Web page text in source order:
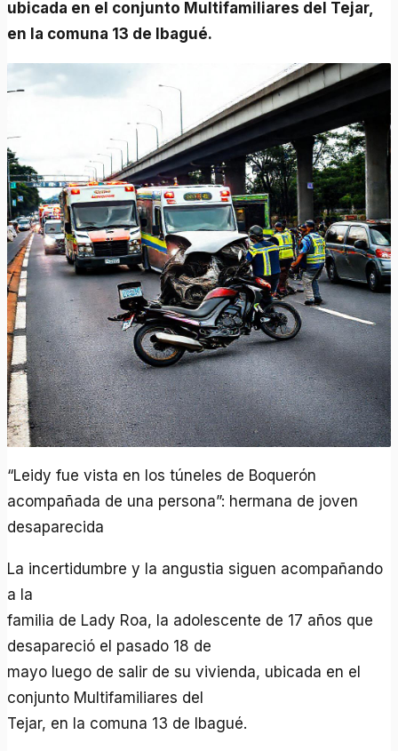
ubicada en el conjunto Multifamiliares del Tejar,
en la comuna 13 de Ibagué.
“Leidy fue vista en los túneles de Boquerón
acompañada de una persona”: hermana de joven
desaparecida
La incertidumbre y la angustia siguen acompañando
a la
familia de Lady Roa, la adolescente de 17 años que
desapareció el pasado 18 de
mayo luego de salir de su vivienda, ubicada en el
conjunto Multifamiliares del
Tejar, en la comuna 13 de Ibagué.